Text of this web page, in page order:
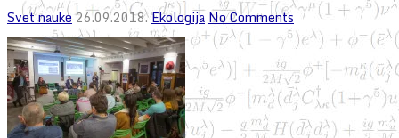
Svet nauke 26.09.2018.Ekologija No Comments